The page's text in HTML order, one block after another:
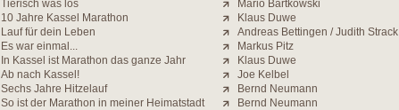
Tierisch was los
Mario Bartkowski
10 Jahre Kassel Marathon
Klaus Duwe
Lauf für dein Leben
Andreas Bettingen / Judith Strack
Es war einmal...
Markus Pitz
In Kassel ist Marathon das ganze Jahr
Klaus Duwe
Ab nach Kassel!
Joe Kelbel
Sechs Jahre Hitzelauf
Bernd Neumann
So ist der Marathon in meiner Heimatstadt
Bernd Neumann